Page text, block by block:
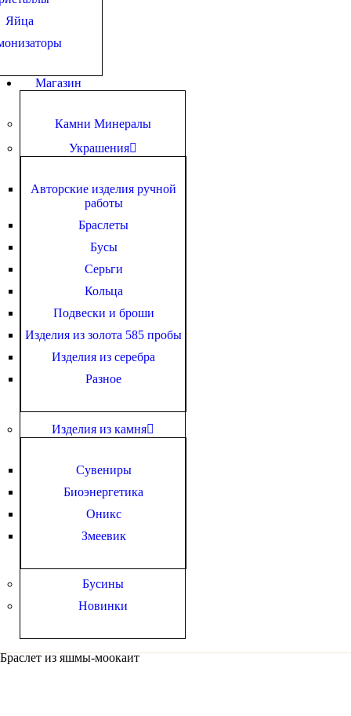
Яйца
Магазин
Камни Минералы
Украшения
Авторские изделия ручной
работы
Браслеты
Бусы
Серьги
Кольца
Подвески и броши
Изделия из золота 585 пробы
Изделия из серебра
Разное
Изделия из камня
Сувениры
Биоэнергетика
Оникс
Змеевик
Бусины
Новинки
Браслет из яшмы-моокаит